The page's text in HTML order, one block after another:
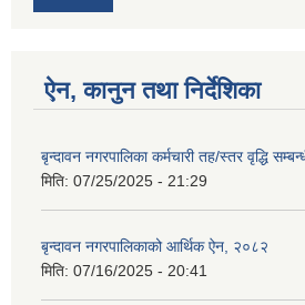
ऐन, कानुन तथा निर्देशिका
बृन्दावन नगरपालिका कर्मचारी तह/स्तर वृद्धि
मिति: 07/25/2025 - 21:29
बृन्दावन नगरपालिकाको आर्थिक ऐन, २०८२
मिति: 07/16/2025 - 20:41